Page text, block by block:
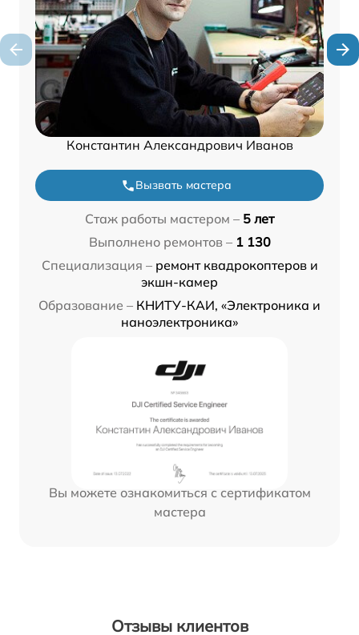
Константин Александрович Иванов
Вызвать мастера
Стаж работы мастером – 5 лет
Выполнено ремонтов – 1 130
Специализация – ремонт квадрокоптеров и
экшн-камер
Образование – КНИТУ-КАИ, «Электроника и
наноэлектроника»
Вы можете ознакомиться с сертификатом
мастера
Отзывы клиентов